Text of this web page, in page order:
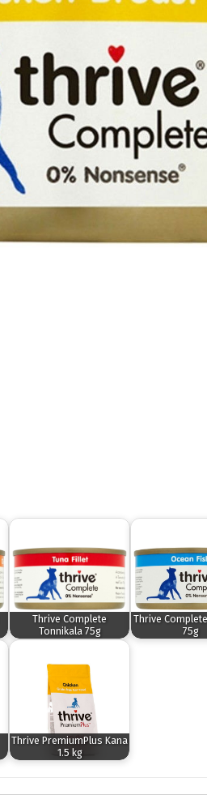
Thrive Complete
Tonnikala 75g
Thrive
75g
Thrive PremiumPlus Kana
1.5 kg